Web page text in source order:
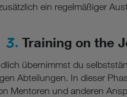
ein regelmäßiger
3. Training on the
übernimmst du
Abteilungen. In dieser
Mentoren und anderen